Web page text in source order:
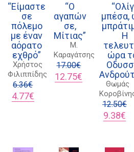
“Είμαστε
σε
πόλεμο
με έναν
αόρατο
εχθρό”
Χρήστος
Φιλιππίδης
6.36€
Original
price
4.77€Η
τρέχουσα
“Ο
αγαπών
σε,
Μίτιας”
Μ.
Καραγάτσης
17.00€
Original
price
12.75€
τρέχουσα
12.75€.
μπέσα,
Η
ώρα
Θωμάς
12.50€
Original
price
9.38€Η